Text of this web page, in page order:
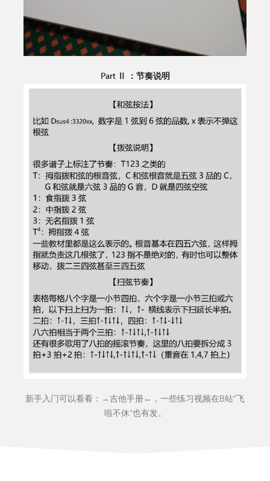
Part Ⅱ ：节奏说明
新手入门可以看看：→吉他手册←，一些练习视频在B站“飞
啦不休”也有发。